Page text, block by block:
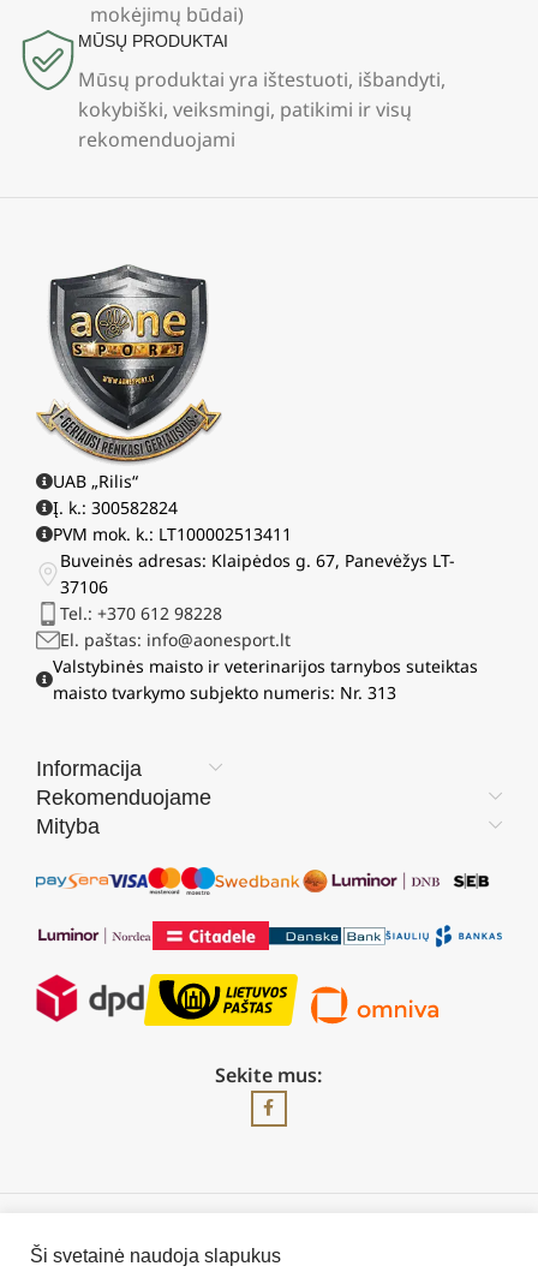
mokėjimų būdai)
MŪSŲ PRODUKTAI
Mūsų produktai yra ištestuoti, išbandyti,
kokybiški, veiksmingi, patikimi ir visų
rekomenduojami
UAB „Rilis“
Į. k.: 300582824
PVM mok. k.: LT100002513411
Buveinės adresas: Klaipėdos g. 67, Panevėžys LT-
37106
Tel.: +370 612 98228
El. paštas: info@aonesport.lt
Valstybinės maisto ir veterinarijos tarnybos suteiktas
maisto tvarkymo subjekto numeris: Nr. 313
Informacija
Rekomenduojame
Mityba
Sekite mus:
2026 © Visos teisės saugomos | UAB „Rilis“
Ši svetainė naudoja slapukus